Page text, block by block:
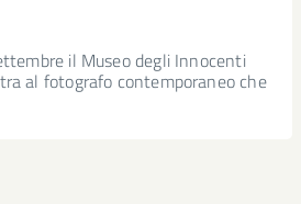
il Museo degli Innocenti
al fotografo contemporaneo che